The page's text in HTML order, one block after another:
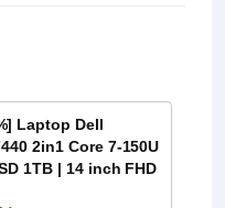
Laptop Dell
2in1 Core 7-150U
1TB | 14 inch FHD